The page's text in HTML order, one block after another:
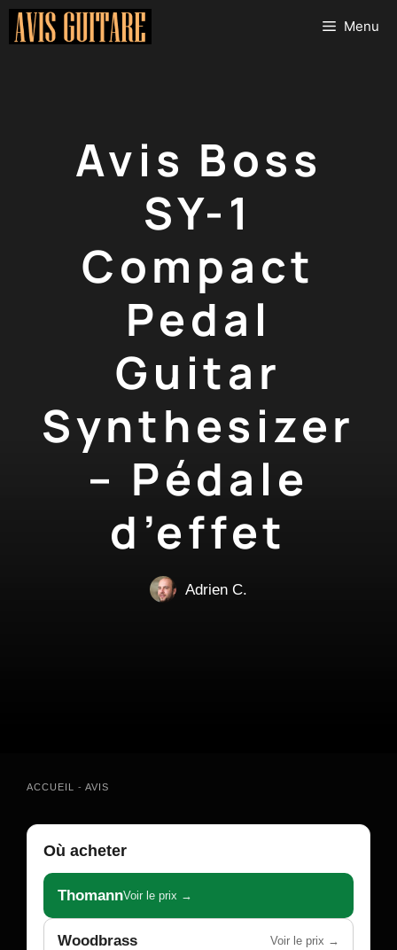
Aller
Menu
Avis Boss
SY-1
Compact
Pedal
Guitar
Synthesizer
– Pédale
d’effet
Adrien C.
ACCUEIL - AVIS
Où acheter
ThomannVoir le prix →
Woodbrass Voir le prix →